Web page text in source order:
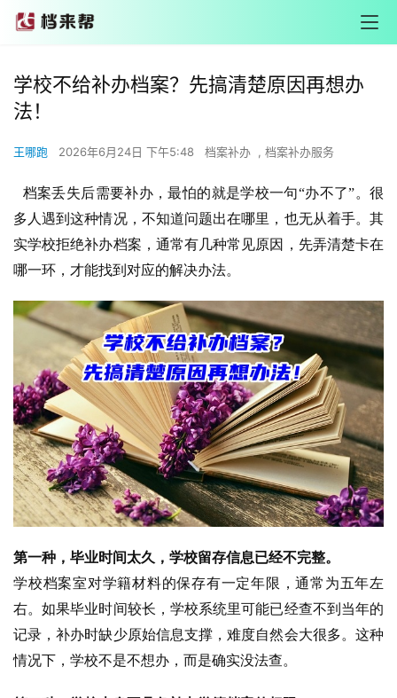
学校不给补办档案？先搞清楚原因再想办
法！
王哪跑 2026年6月24日 下午5:48 档案补办 , 档案补办服务
档案丢失后需要补办，最怕的就是学校一句“办不了”。很
多人遇到这种情况，不知道问题出在哪里，也无从着手。其
实学校拒绝补办档案，通常有几种常见原因，先弄清楚卡在
哪一环，才能找到对应的解决办法。
第一种，毕业时间太久，学校留存信息已经不完整。
学校档案室对学籍材料的保存有一定年限，通常为五年左
右。如果毕业时间较长，学校系统里可能已经查不到当年的
记录，补办时缺少原始信息支撑，难度自然会大很多。这种
情况下，学校不是不想办，而是确实没法查。